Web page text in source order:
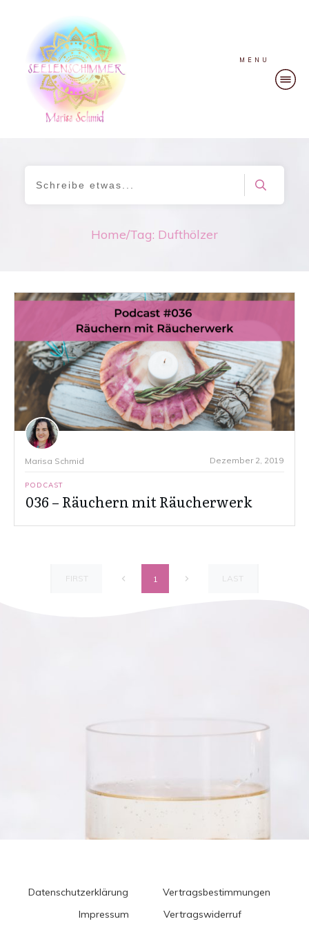
MENU
Home/Tag: Dufthölzer
Marisa Schmid Dezember 2, 2019
PODCAST
036 – Räuchern mit Räucherwerk
FIRST 1 LAST
Datenschutzerklärung
Vertragsbestimmungen
Impressum
Vertragswiderruf